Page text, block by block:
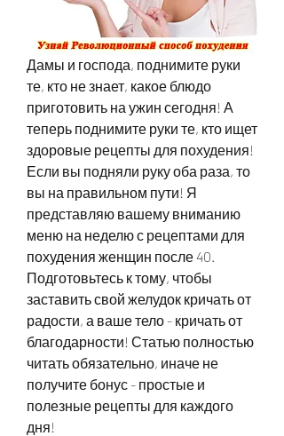
Дамы и господа, поднимите руки
те, кто не знает, какое блюдо
приготовить на ужин сегодня! А
теперь поднимите руки те, кто ищет
здоровые рецепты для похудения!
Если вы подняли руку оба раза, то
вы на правильном пути! Я
представляю вашему вниманию
меню на неделю с рецептами для
похудения женщин после 40.
Подготовьтесь к тому, чтобы
заставить свой желудок кричать от
радости, а ваше тело - кричать от
благодарности! Статью полностью
читать обязательно, иначе не
получите бонус - простые и
полезные рецепты для каждого
дня!